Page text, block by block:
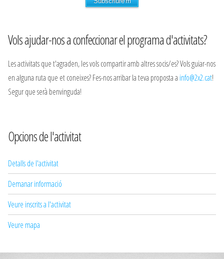
Vols ajudar-nos a confeccionar el programa d'activitats?
Les activitats que t'agraden, les vols compartir amb altres socis/es? Vols guiar-nos
en alguna ruta que et coneixes? Fes-nos arribar la teva proposta a info@2x2.cat!
Segur que serà benvinguda!
Opcions de l'activitat
Detalls de l'activitat
Demanar informació
Veure inscrits a l'activitat
Veure mapa